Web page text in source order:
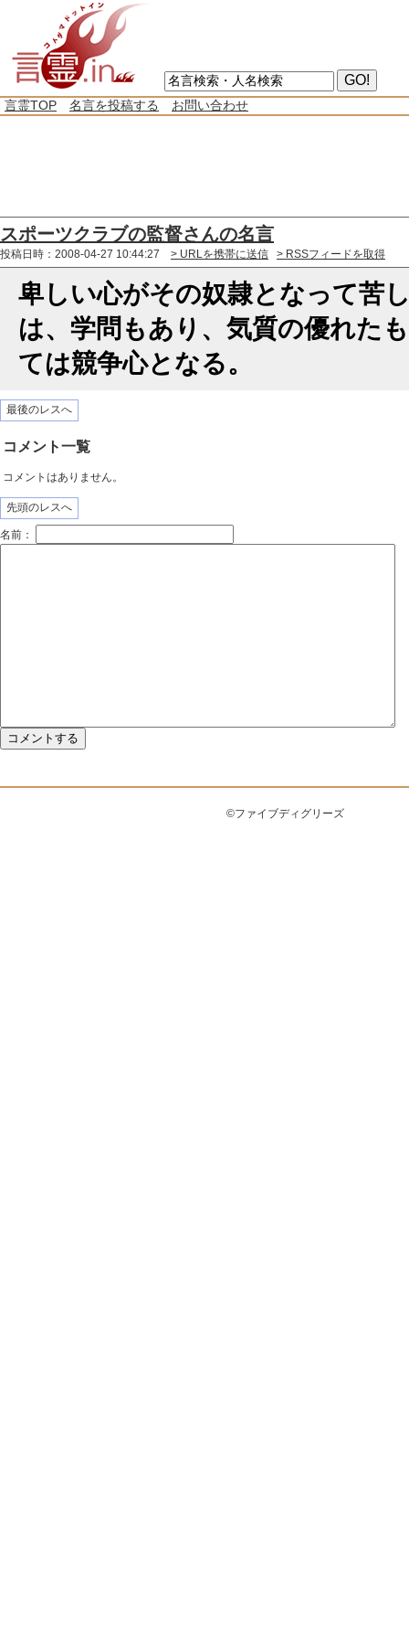
言霊TOP 名言を投稿する お問い合わせ
スポーツクラブの監督さんの名言
投稿日時：2008-04-27 10:44:27 > URLを携帯に送信 > RSSフィードを取得
卑しい心がその奴隷となって苦
は、学問もあり、気質の優れた
ては競争心となる。
最後のレスへ
コメント一覧
コメントはありません。
先頭のレスへ
名前：
©ファイブディグリーズ